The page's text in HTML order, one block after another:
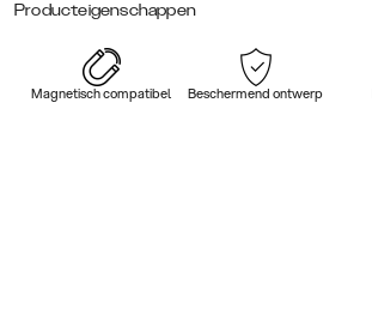
Producteigenschappen
Magnetisch compatibel Beschermend ontwerp